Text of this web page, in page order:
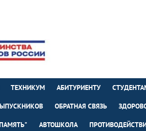
ТЕХНИКУМ АБИТУРИЕНТУ
ОБРАТНАЯ СВЯЗЬ
АВТОШКОЛА